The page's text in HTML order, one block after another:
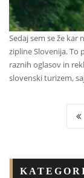
Sedaj sem se že kar
zipline Slovenija. To
raznih oglasov in
slovenski turizem,